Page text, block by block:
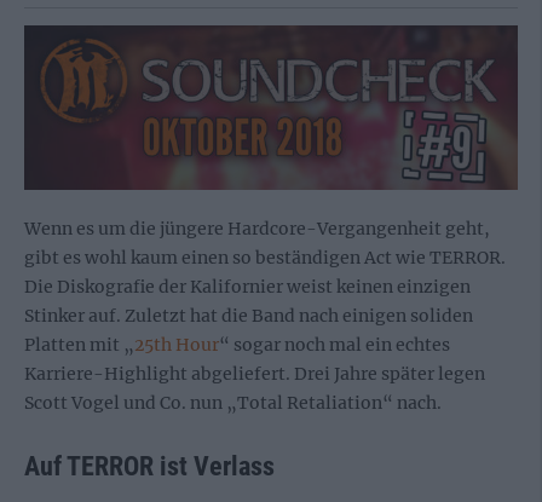
Wenn es um die jüngere Hardcore-Vergangenheit geht,
gibt es wohl kaum einen so beständigen Act wie TERROR.
Die Diskografie der Kalifornier weist keinen einzigen
Stinker auf. Zuletzt hat die Band nach einigen soliden
Platten mit „25th Hour“ sogar noch mal ein echtes
Karriere-Highlight abgeliefert. Drei Jahre später legen
Scott Vogel und Co. nun „Total Retaliation“ nach.
Auf TERROR ist Verlass